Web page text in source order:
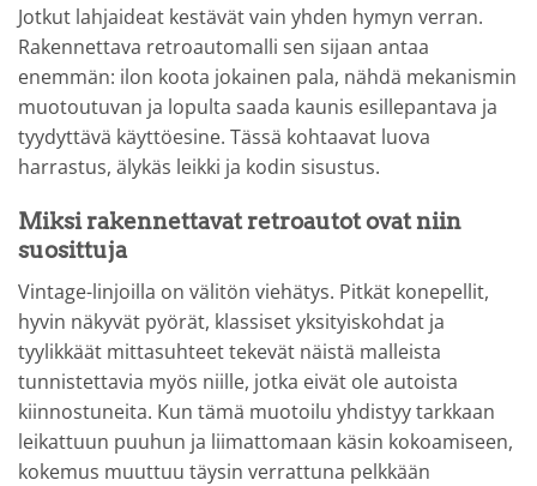
Jotkut lahjaideat kestävät vain yhden hymyn verran.
Rakennettava retroautomalli sen sijaan antaa
enemmän: ilon koota jokainen pala, nähdä mekanismin
muotoutuvan ja lopulta saada kaunis esillepantava ja
tyydyttävä käyttöesine. Tässä kohtaavat luova
harrastus, älykäs leikki ja kodin sisustus.
Miksi rakennettavat retroautot ovat niin
suosittuja
Vintage-linjoilla on välitön viehätys. Pitkät konepellit,
hyvin näkyvät pyörät, klassiset yksityiskohdat ja
tyylikkäät mittasuhteet tekevät näistä malleista
tunnistettavia myös niille, jotka eivät ole autoista
kiinnostuneita. Kun tämä muotoilu yhdistyy tarkkaan
leikattuun puuhun ja liimattomaan käsin kokoamiseen,
kokemus muuttuu täysin verrattuna pelkkään